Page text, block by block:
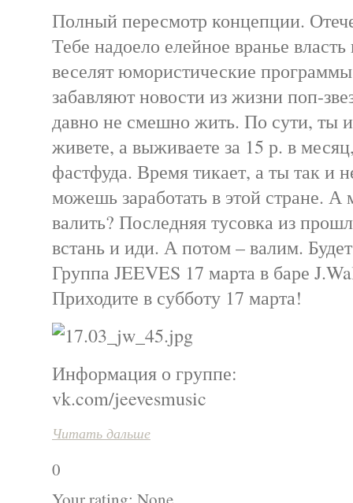
Полный пересмотр концепции.
Тебе надоело елейное вранье
веселят юмористические
забавляют новости из жизни поп-
давно не смешно жить. По сути, ты и
живете, а выживаете за 15 р. в
фастфуда. Время тикает, а ты так и
можешь заработать в этой стране. А
валить? Последняя тусовка из
встань и иди. А потом – валим.
Группа JEEVES 17 марта в баре
Приходите в субботу 17 марта!
Информация о группе:
vk.com/jeevesmusic
Читать дальше
0